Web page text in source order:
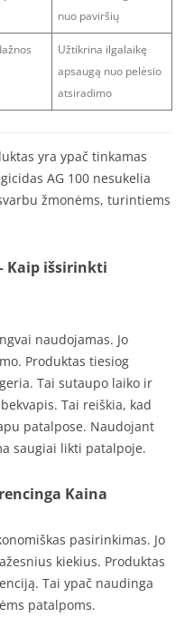
nuo paviršių
Užtikrina ilgalaikę
apsaugą nuo pelėsio
atsiradimo
yra ypač tinkamas
AG 100 nesukelia
žmonėms, turintiems
Kaip išsirinkti
naudojamas. Jo
Produktas tiesiog
Tai sutaupo laiko ir
Tai reiškia, kad
patalpose. Naudojant
saugiai likti patalpoje.
Kaina
pasirinkimas. Jo
kiekius. Produktas
Tai ypač naudinga
patalpoms.